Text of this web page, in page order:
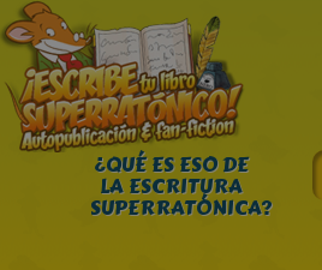
¿QUÉ ES ESO DE
LA ESCRITURA
SUPERRATÓNICA?